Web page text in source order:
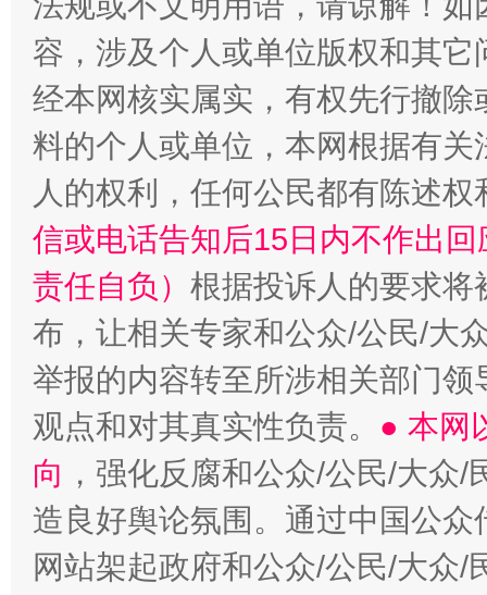
容，涉及个人或单位版权和其它
经本网核实属实，有权先行撤
料的个人或单位，本网根据有
人的权利，任何公民都有陈述
信或电话告知后15日内不作出
责任自负） 根据投诉人的要求将
布，让相关专家和公众/公民/大
举报的内容转至所涉相关部门
观点和对其真实性负责。 ● 本网
向 ，强化反腐和公众/公民/大众
造良好舆论氛围。通过中国公
网站架起政府和公众/公民/大众